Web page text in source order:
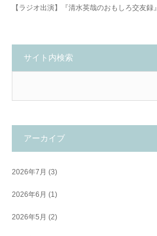
【ラジオ出演】『清水英哉のおもしろ交友録』
サイト内検索
アーカイブ
2026年7月 (3)
2026年6月 (1)
2026年5月 (2)